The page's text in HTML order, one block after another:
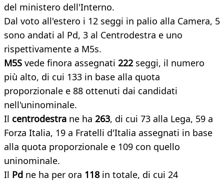
del ministero dell'Interno.
Dal voto all'estero i 12 seggi in palio alla Camera, 5
sono andati al Pd, 3 al Centrodestra e uno
rispettivamente a M5s.
M5S vede finora assegnati 222seggi, il numero
più alto, di cui 133 in base alla quota
proporzionale e 88 ottenuti dai candidati
nell'uninominale.
Il centrodestra ne ha 263, di cui 73 alla Lega, 59 a
Forza Italia, 19 a Fratelli d'Italia assegnati in base
alla quota proporzionale e 109 con quello
uninominale.
Il Pd ne ha per ora 118in totale, di cui 24